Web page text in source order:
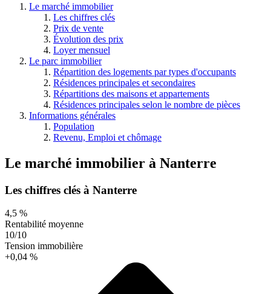
Le marché immobilier
Les chiffres clés
Prix de vente
Évolution des prix
Loyer mensuel
Le parc immobilier
Répartition des logements par types d'occupants
Résidences principales et secondaires
Répartitions des maisons et appartements
Résidences principales selon le nombre de pièces
Informations générales
Population
Revenu, Emploi et chômage
Le marché immobilier à Nanterre
Les chiffres clés à Nanterre
4,5 %
Rentabilité moyenne
10/10
Tension immobilière
+0,04 %